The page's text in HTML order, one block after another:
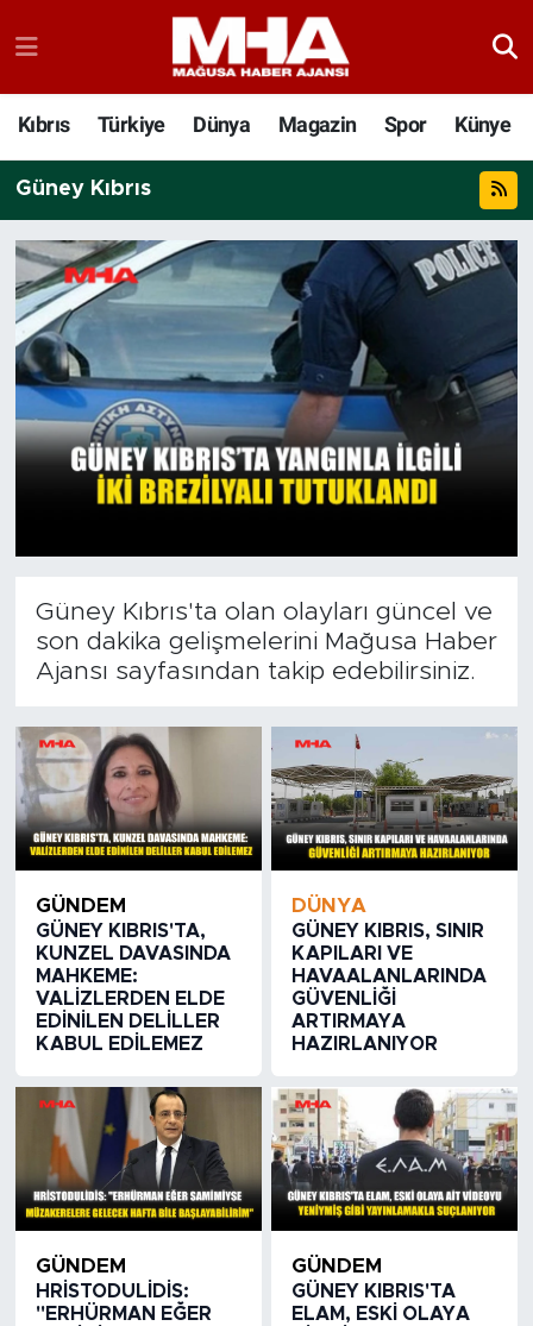
Kıbrıs Türkiye Dünya Magazin Spor Künye
Güney Kıbrıs
Güney Kıbrıs'ta olan olayları güncel ve
son dakika gelişmelerini Mağusa Haber
Ajansı sayfasından takip edebilirsiniz.
GÜNDEM
GÜNEY KIBRIS'TA,
KUNZEL DAVASINDA
MAHKEME:
VALİZLERDEN ELDE
EDİNİLEN DELİLLER
KABUL EDİLEMEZ
DÜNYA
GÜNEY KIBRIS, SINIR
KAPILARI VE
HAVAALANLARINDA
GÜVENLİĞİ
ARTIRMAYA
HAZIRLANIYOR
GÜNDEM
HRİSTODULİDİS:
"ERHÜRMAN EĞER
GÜNDEM
GÜNEY KIBRIS'TA
ELAM, ESKİ OLAYA